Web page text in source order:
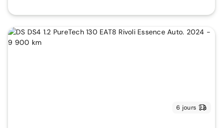
6 jours